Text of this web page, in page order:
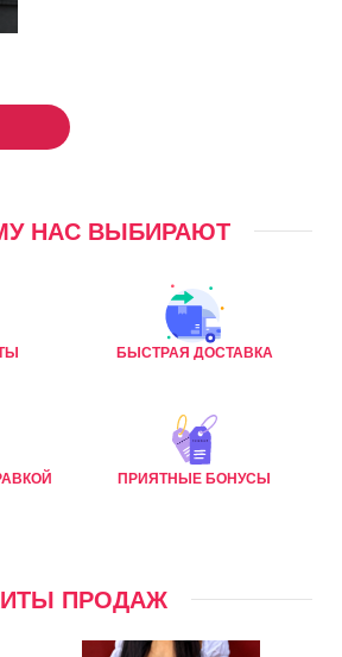
НАС ВЫБИРАЮТ
БЫСТРАЯ ДОСТАВКА
ПРИЯТНЫЕ БОНУСЫ
ПРОДАЖ